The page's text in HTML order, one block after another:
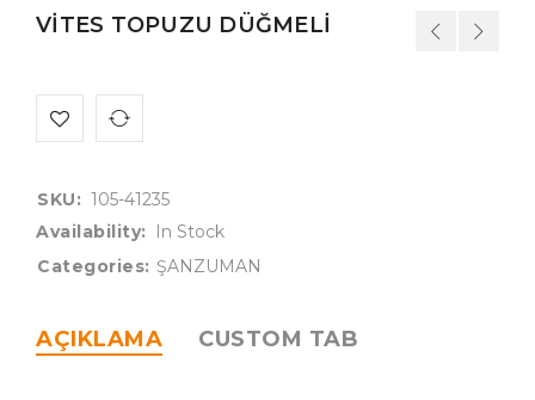
VİTES TOPUZU DÜĞMELİ
SKU: 105-41235
Availability:
In Stock
Categories: ŞANZUMAN
AÇIKLAMA CUSTOM TAB